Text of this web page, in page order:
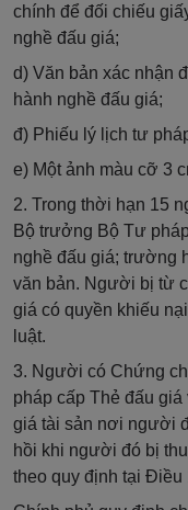
chính để đối chiếu
nghề đấu giá;
d) Văn bản xác nhận
hành nghề đấu giá;
đ) Phiếu lý lịch tư
e) Một ảnh màu cỡ 3
2. Trong thời hạn 15
Bộ trưởng Bộ Tư
nghề đấu giá; trường
văn bản. Người bị từ
giá có quyền khiếu
luật.
3. Người có Chứng
pháp cấp Thẻ đấu
giá tài sản nơi người
hồi khi người đó bị
theo quy định tại Điều